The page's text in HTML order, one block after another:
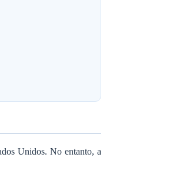
Unidos. No entanto, a